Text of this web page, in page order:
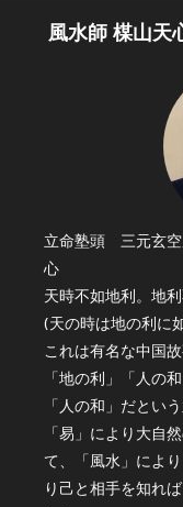
風水師 楳山天
立命塾頭 三元玄
心
天時不如地利。地利
(天の時は地の利に
これは有名な中国
「地の利」「人の
「人の和」だとい
「易」により大自
て、「風水」によ
り己と相手を知れ